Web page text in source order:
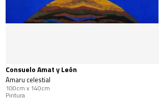
Consuelo Amat y León
Amaru celestial
100cm x 140cm
Pintura